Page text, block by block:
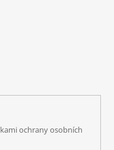
ochrany osobních